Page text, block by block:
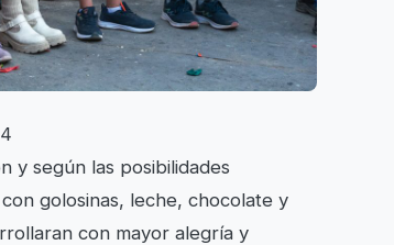
y según las posibilidades
golosinas, leche, chocolate y
con mayor alegría y